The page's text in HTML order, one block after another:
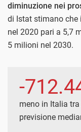
diminuzione nei
di Istat stimano che
nel 2020 pari a 5,7
5 milioni nel 2030.
-
meno in Italia
previsione